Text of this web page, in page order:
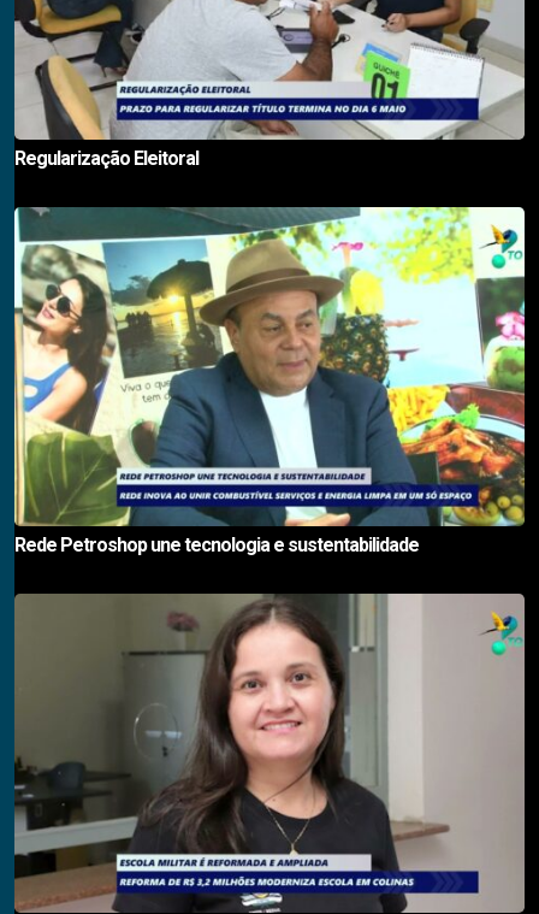
Regularização Eleitoral
Rede Petroshop une tecnologia e sustentabilidade